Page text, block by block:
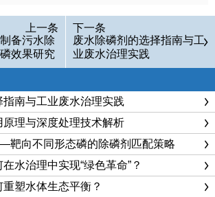
上一条
备污水除
效果研究
下一条
废水除磷剂的选择指南与工
业废水治理实践
指南与工业废水治理实践
理与深度处理技术解析
靶向不同形态磷的除磷剂匹配策略
水治理中实现“绿色革命”？
塑水体生态平衡？